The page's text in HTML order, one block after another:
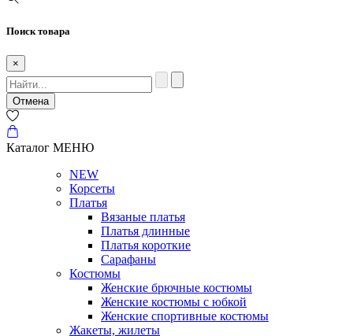
Поиск товара
×
Отмена
Каталог МЕНЮ
NEW
Корсеты
Платья
Вязаные платья
Платья длинные
Платья короткие
Сарафаны
Костюмы
Женские брючные костюмы
Женские костюмы с юбкой
Женские спортивные костюмы
Жакеты, жилеты